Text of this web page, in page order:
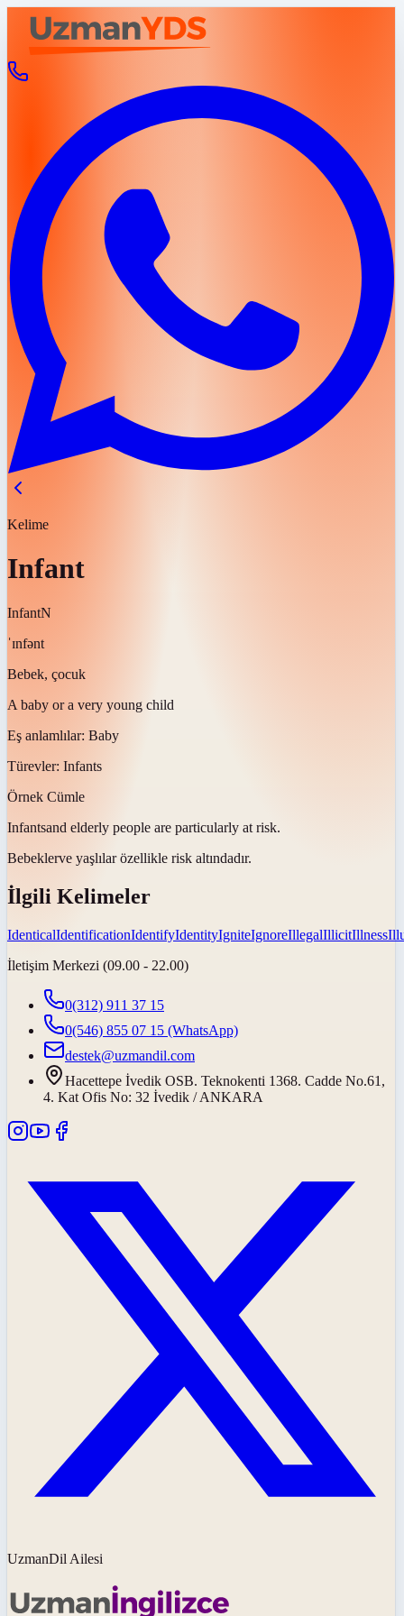
Kelime
Infant
InfantN
ˈɪnfənt
Bebek, çocuk
A baby or a very young child
Eş anlamlılar: Baby
Türevler: Infants
Örnek Cümle
Infantsand elderly people are particularly at risk.
Bebeklerve yaşlılar özellikle risk altındadır.
İlgili Kelimeler
IdenticalIdentificationIdentifyIdentityIgniteIgnoreIllegalIllicitIllness
İletişim Merkezi (09.00 - 22.00)
0(312) 911 37 15
0(546) 855 07 15 (WhatsApp)
destek@uzmandil.com
Hacettepe İvedik OSB. Teknokenti 1368. Cadde No.61,
4. Kat Ofis No: 32 İvedik / ANKARA
UzmanDil Ailesi